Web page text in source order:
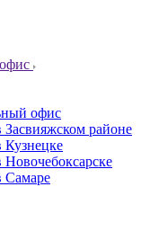
офис
районе
Самаре